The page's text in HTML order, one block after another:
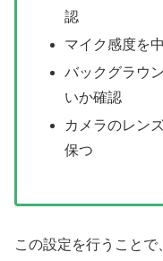
認
マイク感度を
バックグラウ
いか確認
カメラのレン
保つ
この設定を行うこと